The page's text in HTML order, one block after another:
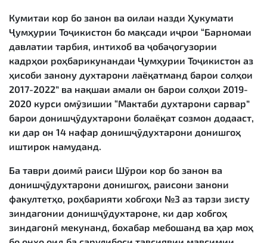
Кумитаи кор бо занон ва оилаи назди Ҳукумати
Ҷумҳурии Тоҷикистон бо мақсади иҷрои “Барномаи
давлатии тарбия, интихоб ва ҷобаҷогузории
кадрҳои роҳбарикунандаи Ҷумҳурии Тоҷикистон аз
ҳисоби занону духтарони лаёқатманд барои солҳои
2017-2022” ва нақшаи амали он барои солҳои 2019-
2020 курси омӯзишии “Мактаби духтарони сарвар”
барои донишҷӯдухтарони болаёқат созмон додааст,
ки дар он 14 нафар донишҷӯдухтарони донишгоҳ
иштирок намуданд.
Ба таври доимӣ раиси Шӯрои кор бо занон ва
донишҷӯдухтарони донишгоҳ, раисони занони
факултетҳо, роҳбарияти хобгоҳи №3 аз тарзи зисту
зиндагонии донишҷӯдухтароне, ки дар хобгоҳ
зиндагонӣ мекунанд, бохабар мебошанд ва ҳар моҳ